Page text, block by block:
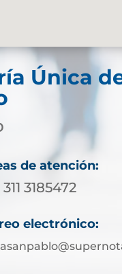
Única
de atención:
3185472
electrónico: